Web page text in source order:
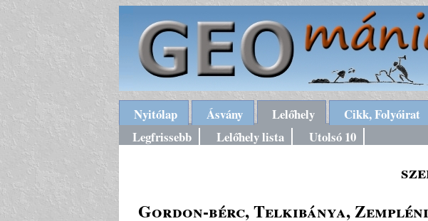
Nyitólap Ásvány Lelőhely Cikk, Folyóirat
Legfrissebb
Lelőhely lista Utolsó 10
Gordon-bérc, Telkibánya,